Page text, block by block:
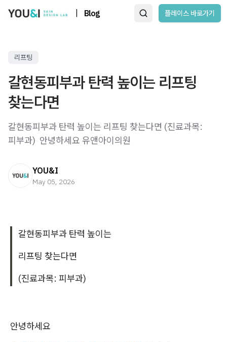
Blog 플레이스 바로가기
리프팅
갈현동피부과 탄력 높이는 리프팅
찾는다면
갈현동피부과 탄력 높이는 리프팅 찾는다면 (진료과목:
피부과) ​ 안녕하세요 유앤아이의원
YOU&I
May 05, 2026
갈현동피부과 탄력 높이는
리프팅 찾는다면
(진료과목: 피부과)
안녕하세요